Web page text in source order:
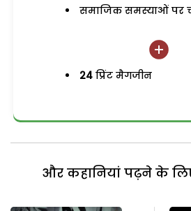
समाजिक समस्याओं पर
24 प्रिंट मैगजीन
और कहानियां पढ़ने के